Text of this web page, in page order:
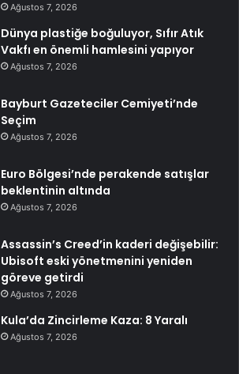
Ağustos 7, 2026
Dünya plastiğe boğuluyor, Sıfır Atık
Vakfı en önemli hamlesini yapıyor
Ağustos 7, 2026
Bayburt Gazeteciler Cemiyeti’nde
Seçim
Ağustos 7, 2026
Euro Bölgesi’nde perakende satışlar
beklentinin altında
Ağustos 7, 2026
Assassin’s Creed’in kaderi değişebilir:
Ubisoft eski yönetmenini yeniden
göreve getirdi
Ağustos 7, 2026
Kula’da Zincirleme Kaza: 8 Yaralı
Ağustos 7, 2026